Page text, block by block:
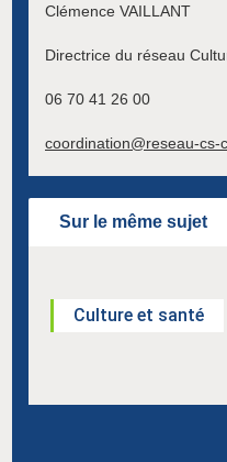
Clémence VAILLANT
Directrice du réseau
06 70 41 26 00
coordination@reseau-cs-
Sur le même sujet
Culture et santé